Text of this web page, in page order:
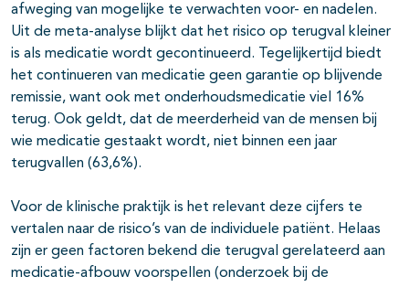
afweging van mogelijke te verwachten voor- en nadelen.
Uit de meta-analyse blijkt dat het risico op terugval kleiner
is als medicatie wordt gecontinueerd. Tegelijkertijd biedt
het continueren van medicatie geen garantie op blijvende
remissie, want ook met onderhoudsmedicatie viel 16%
terug. Ook geldt, dat de meerderheid van de mensen bij
wie medicatie gestaakt wordt, niet binnen een jaar
terugvallen (63,6%).
Voor de klinische praktijk is het relevant deze cijfers te
vertalen naar de risico’s van de individuele patiënt. Helaas
zijn er geen factoren bekend die terugval gerelateerd aan
medicatie-afbouw voorspellen (onderzoek bij de